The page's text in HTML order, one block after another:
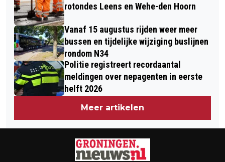
rotondes Leens en Wehe-den Hoorn
Vanaf 15 augustus rijden weer meer
bussen en tijdelijke wijziging buslijnen
rondom N34
Politie registreert recordaantal
meldingen over nepagenten in eerste
helft 2026
Meer artikelen